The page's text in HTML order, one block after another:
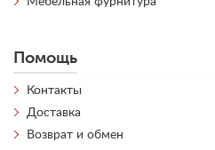
Помощь
Контакты
Доставка
Возврат и обмен